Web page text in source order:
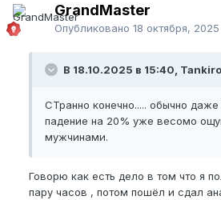
GrandMaster
Опубликовано 18 октября, 2025
В 18.10.2025 в 15:40,
СТранно конечно..... обычно
падение на 20% уже весомо
мужчинами.
Говорю как есть дело в том что я
пару часов , потом пошёл и сдал